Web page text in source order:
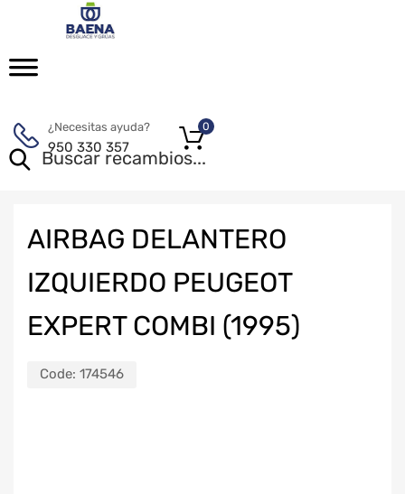
¿Necesitas ayuda?
950 330 357
0
AIRBAG DELANTERO
IZQUIERDO PEUGEOT
EXPERT COMBI (1995)
Code: 174546